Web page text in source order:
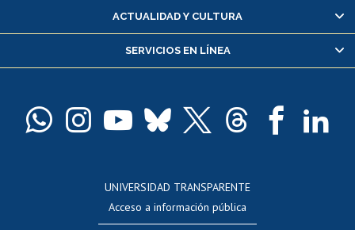
Servicio médico y dental
Pago de arancel y crédito alumnos
Docentes
Perfeccionamiento
Editar Portafolio Académico
ACTUALIDAD Y CULTURA
SERVICIOS EN LÍNEA
UNIVERSIDAD TRANSPARENTE
Acceso a información pública